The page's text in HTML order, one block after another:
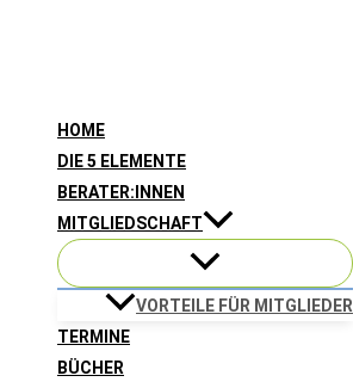
HOME
DIE 5 ELEMENTE
BERATER:INNEN
MITGLIEDSCHAFT
VORTEILE FÜR MITGLIEDER
TERMINE
BÜCHER